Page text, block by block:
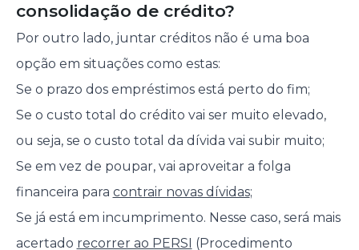
consolidação de crédito?
Por outro lado, juntar créditos não é uma boa
opção em situações como estas:
Se o prazo dos empréstimos está perto do fim;
Se o custo total do crédito vai ser muito elevado,
ou seja, se o custo total da dívida vai subir muito;
Se em vez de poupar, vai aproveitar a folga
financeira para contrair novas dívidas;
Se já está em incumprimento. Nesse caso, será mais
acertado recorrer ao PERSI (Procedimento